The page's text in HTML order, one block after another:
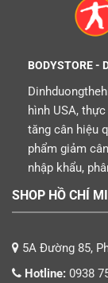
BODYSTORE -
hình USA,
tăng cân hiệu
phẩm giảm
nhập khẩu,
SHOP HỒ CHÍ
5A Đường 85,
Hotline: 0938